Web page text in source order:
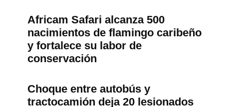
Africam Safari alcanza 500
nacimientos de flamingo caribeño
y fortalece su labor de
conservación
Choque entre autobús y
tractocamión deja 20 lesionados